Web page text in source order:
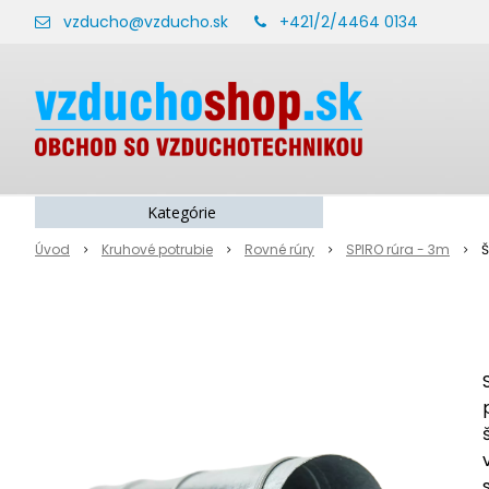
vzducho@vzducho.sk +421/2/4464 0134
Úvod Kruhové potrubie Rovné rúry SPIRO rúra - 3m
Kategórie